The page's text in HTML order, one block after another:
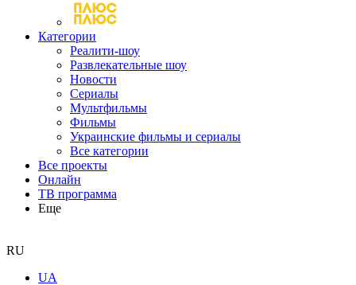
Категории
Реалити-шоу
Развлекательные шоу
Новости
Сериалы
Мультфильмы
Фильмы
Украинские фильмы и сериалы
Все категории
Все проекты
Онлайн
ТВ программа
Еще
RU
UA